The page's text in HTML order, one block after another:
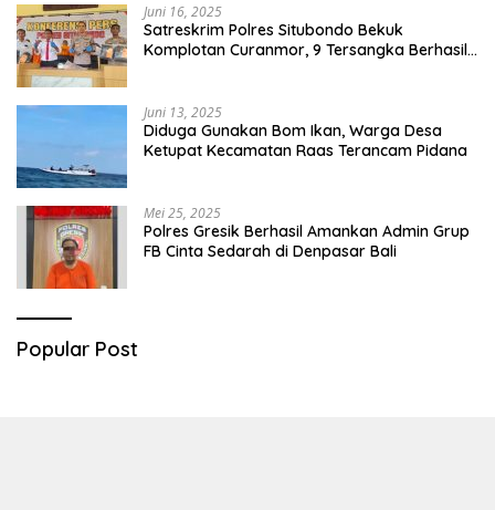
Juni 16, 2025
Satreskrim Polres Situbondo Bekuk
Komplotan Curanmor, 9 Tersangka Berhasil
Juni 13, 2025
Diduga Gunakan Bom Ikan, Warga Desa
Ketupat Kecamatan Raas Terancam Pidana
Mei 25, 2025
Polres Gresik Berhasil Amankan Admin Grup
FB Cinta Sedarah di Denpasar Bali
Popular Post